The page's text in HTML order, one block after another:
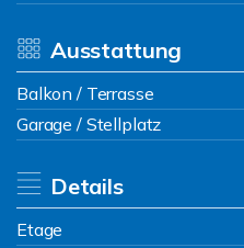
Ausstattung
Balkon / Terrasse
Garage / Stellplatz
Details
Etage